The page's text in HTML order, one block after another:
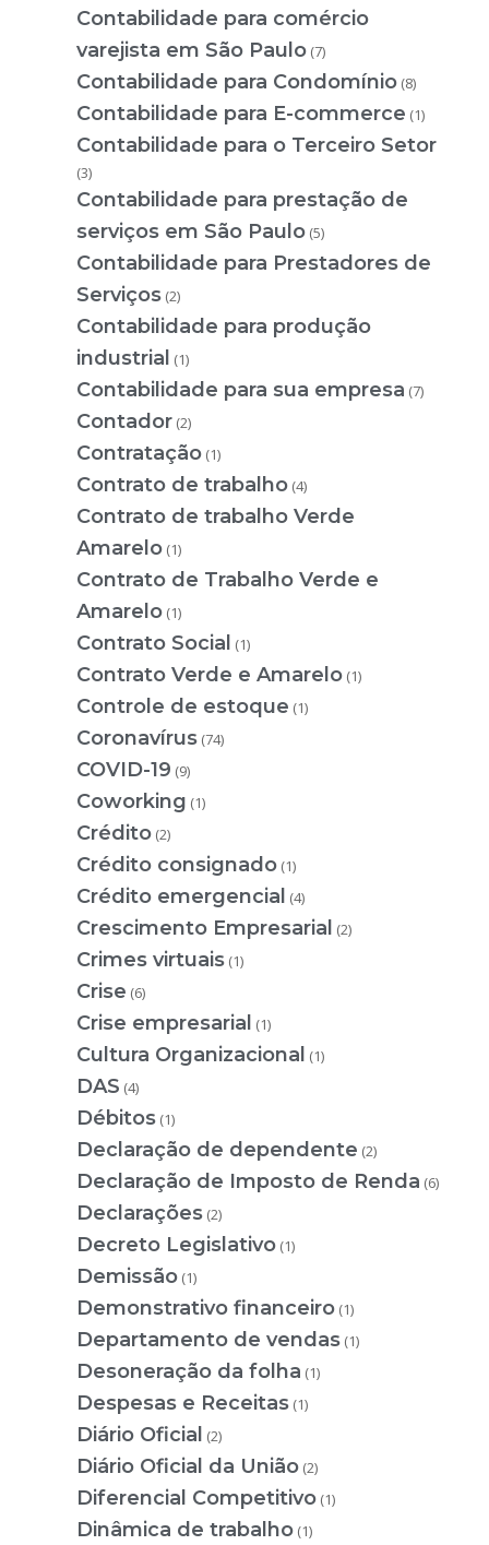
Contabilidade para comércio
varejista em São Paulo (7)
Contabilidade para Condomínio (8)
Contabilidade para E-commerce (1)
Contabilidade para o Terceiro Setor
(3)
Contabilidade para prestação de
serviços em São Paulo (5)
Contabilidade para Prestadores de
Serviços (2)
Contabilidade para produção
industrial (1)
Contabilidade para sua empresa (7)
Contador (2)
Contratação (1)
Contrato de trabalho (4)
Contrato de trabalho Verde
Amarelo (1)
Contrato de Trabalho Verde e
Amarelo (1)
Contrato Social (1)
Contrato Verde e Amarelo (1)
Controle de estoque (1)
Coronavírus (74)
COVID-19 (9)
Coworking (1)
Crédito (2)
Crédito consignado (1)
Crédito emergencial (4)
Crescimento Empresarial (2)
Crimes virtuais (1)
Crise (6)
Crise empresarial (1)
Cultura Organizacional (1)
DAS (4)
Débitos (1)
Declaração de dependente (2)
Declaração de Imposto de Renda (6)
Declarações (2)
Decreto Legislativo (1)
Demissão (1)
Demonstrativo financeiro (1)
Departamento de vendas (1)
Desoneração da folha (1)
Despesas e Receitas (1)
Diário Oficial (2)
Diário Oficial da União (2)
Diferencial Competitivo (1)
Dinâmica de trabalho (1)